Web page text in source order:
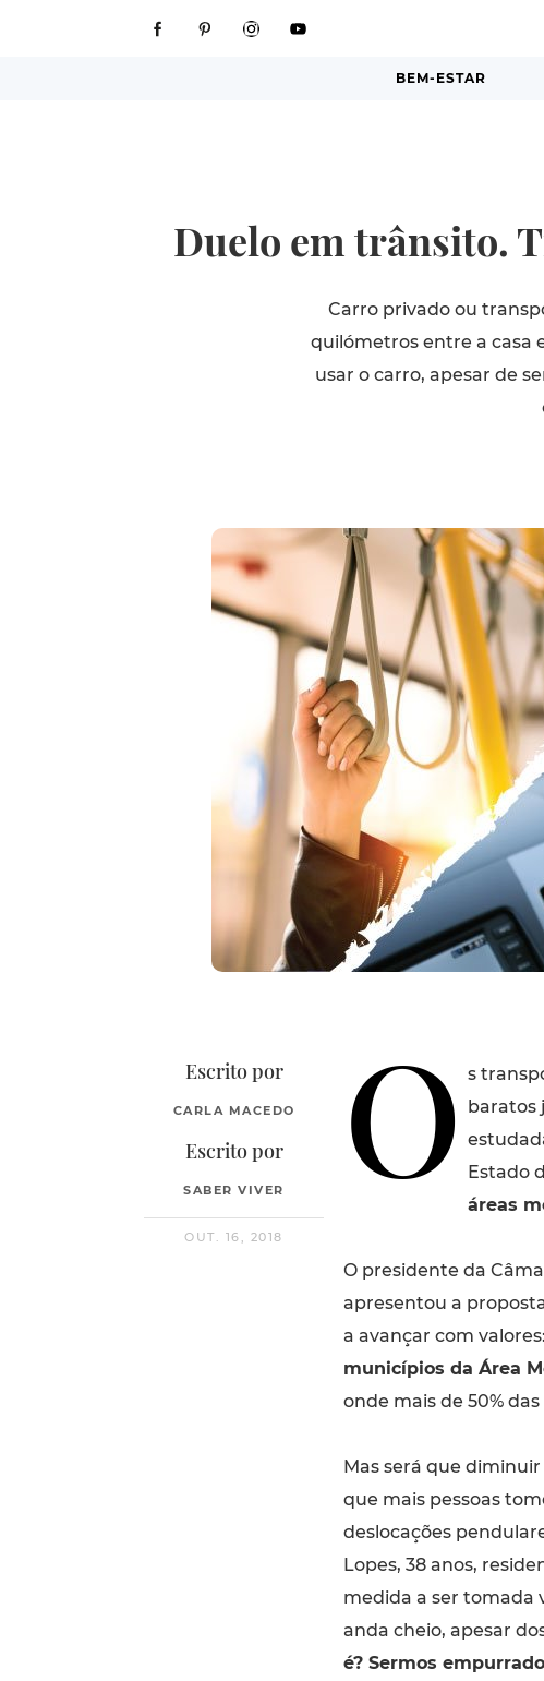
BEM-ESTAR
Duelo em trânsito.
Carro privado ou
quilómetros entre a casa
usar o carro, apesar de
Escrito por
CARLA MACEDO
Escrito por
SABER VIVER
OUT. 16, 2018
O
s
baratos
Estado
áreas
O presidente da
apresentou a
a avançar com valores:
municípios da Área
onde mais de 50%
Mas será que
que mais pessoas
deslocações
Lopes, 38 anos,
medida a ser tomada
anda cheio, apesar
é? Sermos